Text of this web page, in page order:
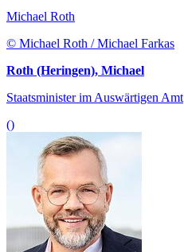
Michael Roth
© Michael Roth / Michael Farkas
Roth (Heringen), Michael
Staatsminister im Auswärtigen Amt
()